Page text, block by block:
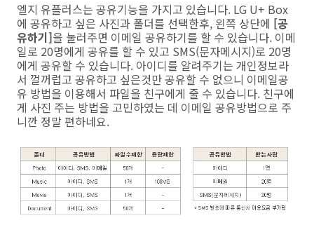
엘지 유플러스는 공유기능을 가지고 있습니다. LG U+ Box
에 공유하고 싶은 사진과 폴더를 선택한후, 왼쪽 상단에 [공
유하기]을 눌러주면 이메일 공유하기를 할 수 있습니다. 이메
일로 20명에게 공유를 할 수 있고 SMS(문자메시지)로 20명
에게 공유할 수 있습니다. 아이디를 알려주기는 개인정보라
서 껄꺼럽고 공유하고 싶은것만 공유할 수 없으니 이메일공
유 방법을 이용해서 파일을 친구에게 줄 수 있습니다. 친구에
게 사진 주는 방법을 고민하였는 데 이메일 공유방법으로 주
니깐 정말 편하네요.